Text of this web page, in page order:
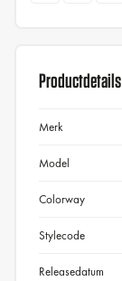
Productdetails
Merk
Model
Colorway
Stylecode
Releasedatum